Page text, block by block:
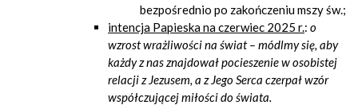
bezpośrednio po zakończeniu mszy św.;
intencja Papieska na czerwiec 2025 r.: o
wzrost wrażliwości na świat – módlmy się, aby
każdy z nas znajdował pocieszenie w osobistej
relacji z Jezusem, a z Jego Serca czerpał wzór
współczującej miłości do świata.